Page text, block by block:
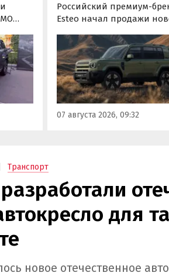
за
6 415
Российский премиум-
Esteo начал продажи
Модель, оснащенная
установкой
типа, уже доступна для
покупки в официальных
дилерских центрах Esteo
через цифровые сервисы
бренда, сообщили
07 августа 2026, 09:32
Транспорт
для
новое отечественное